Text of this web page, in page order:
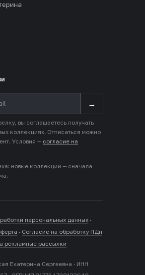
→
вы соглашаетесь получать
коллекциях. Отписаться можно
Условия — согласие на
новые коллекции — сначала
персональных данных ·
· Согласие на обработку ПДн
рекламные рассылки
Екатерина Сергеевна · ИНН